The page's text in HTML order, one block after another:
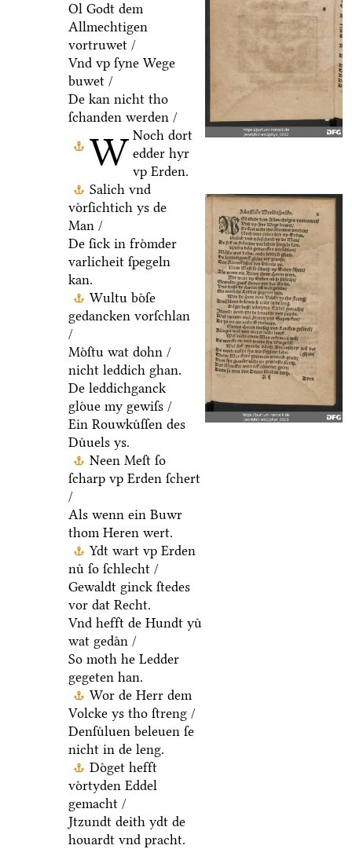
W
Ol Godt dem
Allmechtigen
vortruwet /
Vnd vp ſyne Wege
buwet /
De kan nicht tho
ſchanden werden /
Noch dort
edder hyr
vp Erden.
Salich vnd
voͤrſichtich ys de
Man /
De ſick in froͤmder
varlicheit ſpegeln
kan.
Wultu boͤſe
gedancken vorſchlan
/
Moͤſtu wat dohn /
nicht leddich ghan.
De leddichganck
gloͤue my gewiſs /
Ein Rouwkuͤſſen des
Duͤuels ys.
Neen Meſt ſo
ſcharp vp Erden ſchert
/
Als wenn ein Buwr
thom Heren wert.
Ydt wart vp Erden
nuͤ ſo ſchlecht /
Gewaldt ginck ſtedes
vor dat Recht.
Vnd hefft de Hundt yuͤ
wat gedaͤn /
So moth he Ledder
gegeten han.
Wor de Herr dem
Volcke ys tho ſtreng /
Denſuͤluen beleuen ſe
nicht in de leng.
Doͤget hefft
voͤrtyden Eddel
gemacht /
Jtzundt deith ydt de
houardt vnd pracht.